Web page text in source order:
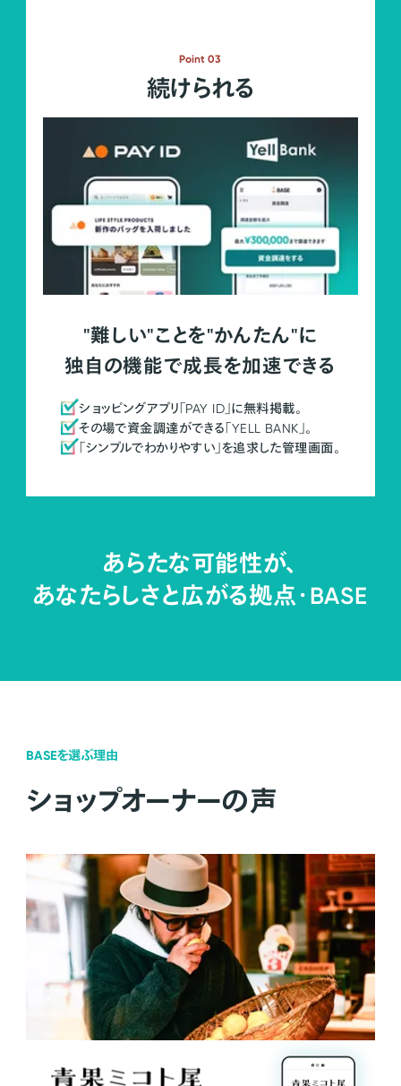
Point 03
続けられる
"難しい"ことを"かんたん"に
独自の機能で成長を加速できる
ショッピングアプリ「PAY ID」に無料掲載。
その場で資金調達ができる「YELL BANK」。
「シンプルでわかりやすい」を追求した管理画面。
あらたな可能性が、
あなたらしさと広がる拠点・BASE
BASEを選ぶ理由
ショップオーナーの声